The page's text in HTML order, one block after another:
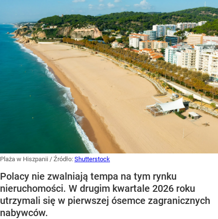
Plaża w Hiszpanii / Źródło: Shutterstock
Polacy nie zwalniają tempa na tym rynku
nieruchomości. W drugim kwartale 2026 roku
utrzymali się w pierwszej ósemce zagranicznych
nabywców.